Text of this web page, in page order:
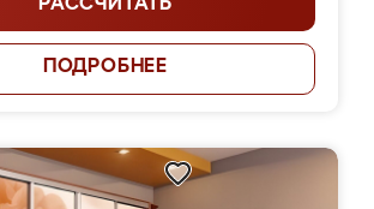
РАССЧИТАТЬ
ПОДРОБНЕЕ